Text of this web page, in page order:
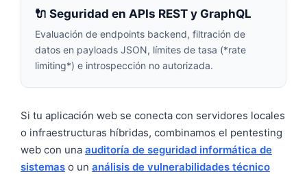
🔌 Seguridad en APIs REST y GraphQL
Evaluación de endpoints backend, filtración de
datos en payloads JSON, límites de tasa (*rate
limiting*) e introspección no autorizada.
Si tu aplicación web se conecta con servidores locales
o infraestructuras híbridas, combinamos el pentesting
web con una auditoría de seguridad informática de
sistemas o un análisis de vulnerabilidades técnico